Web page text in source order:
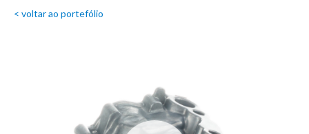
< voltar ao portefólio